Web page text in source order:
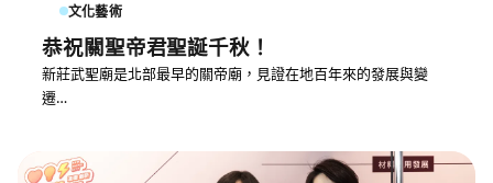
文化藝術
恭祝關聖帝君聖誕千秋！
新莊武聖廟是北部最早的關帝廟，見證在地百年來的發展與變
遷…